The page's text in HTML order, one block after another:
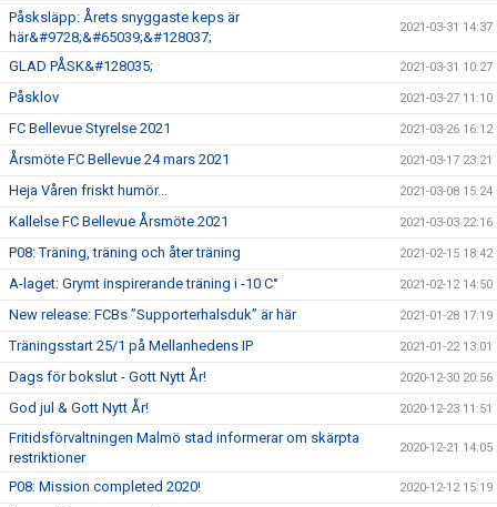
Påsksläpp: Årets snyggaste keps är
här&#9728;&#65039;&#128037;
2021-03-31 14:37
GLAD PÅSK&#128035; 2021-03-31 10:27
Påsklov 2021-03-27 11:10
FC Bellevue Styrelse 2021 2021-03-26 16:12
Årsmöte FC Bellevue 24 mars 2021 2021-03-17 23:21
Heja Våren friskt humör... 2021-03-08 15:24
Kallelse FC Bellevue Årsmöte 2021 2021-03-03 22:16
P08: Träning, träning och åter träning 2021-02-15 18:42
A-laget: Grymt inspirerande träning i -10 C° 2021-02-12 14:50
New release: FCBs ”Supporterhalsduk” är här 2021-01-28 17:19
Träningsstart 25/1 på Mellanhedens IP 2021-01-22 13:01
Dags för bokslut - Gott Nytt År! 2020-12-30 20:56
God jul & Gott Nytt År! 2020-12-23 11:51
Fritidsförvaltningen Malmö stad informerar om skärpta
restriktioner
2020-12-21 14:05
P08: Mission completed 2020! 2020-12-12 15:19